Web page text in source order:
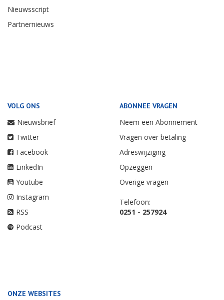
Nieuwsscript
Partnernieuws
VOLG ONS
Nieuwsbrief
Twitter
Facebook
LinkedIn
Youtube
Instagram
RSS
Podcast
ABONNEE VRAGEN
Neem een Abonnement
Vragen over betaling
Adreswijziging
Opzeggen
Overige vragen
Telefoon:
0251 - 257924
ONZE WEBSITES